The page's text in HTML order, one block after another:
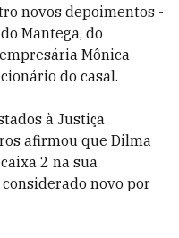
novos depoimentos -
Mantega, do
Mônica
do casal.
à Justiça
afirmou que Dilma
2 na sua
novo por